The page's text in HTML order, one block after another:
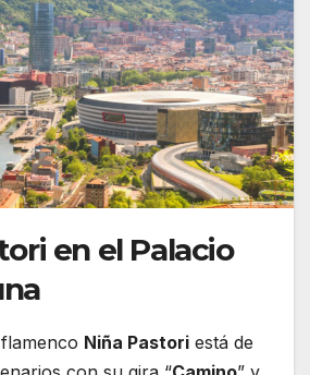
en el Palacio
Niña Pastori está de